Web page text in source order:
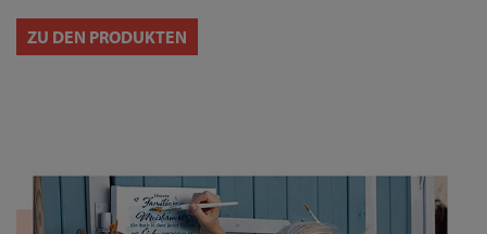
ZU DEN PRODUKTEN